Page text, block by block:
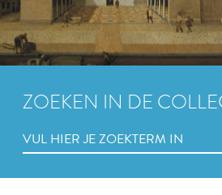
ZOEKEN IN DE